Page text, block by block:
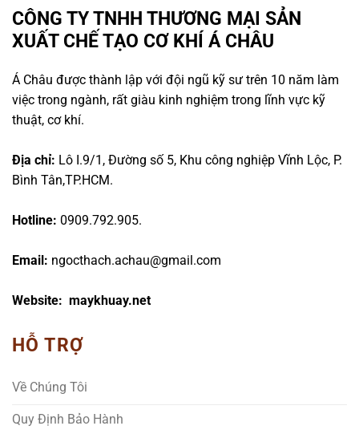
CÔNG TY TNHH THƯƠNG MẠI SẢN
XUẤT CHẾ TẠO CƠ KHÍ Á CHÂU
Á Châu được thành lập với đội ngũ kỹ sư trên 10 năm làm
việc trong ngành, rất giàu kinh nghiệm trong lĩnh vực kỹ
thuật, cơ khí.
Địa chỉ: Lô I.9/1, Đường số 5, Khu công nghiệp Vĩnh Lộc, P.
Bình Tân,TP.HCM.
Hotline: 0909.792.905.
Email: ngocthach.achau@gmail.com
Website: maykhuay.net
HỖ TRỢ
Về Chúng Tôi
Quy Định Bảo Hành